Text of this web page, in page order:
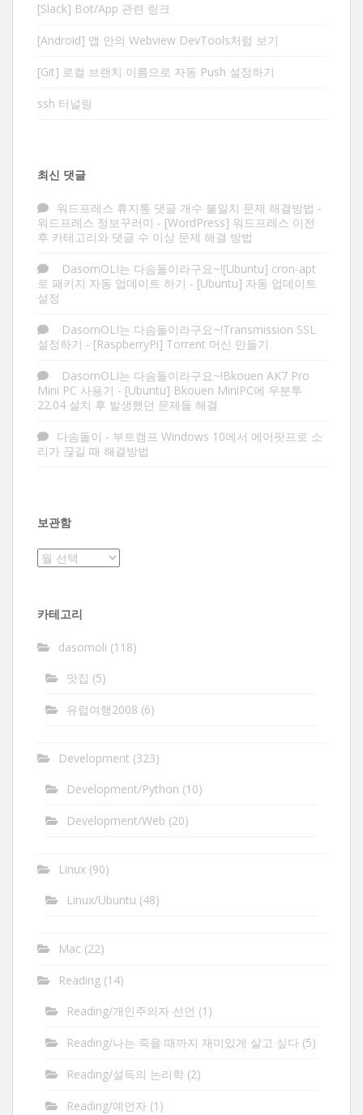
[Slack] Bot/App 관련 링크
[Android] 앱 안의 Webview DevTools처럼 보기
[Git] 로컬 브랜치 이름으로 자동 Push 설정하기
ssh 터널링
최신 댓글
워드프레스 휴지통 댓글 개수 불일치 문제 해결방법 -
워드프레스 정보꾸러미 - [WordPress] 워드프레스 이전
후 카테고리와 댓글 수 이상 문제 해결 방법
DasomOLI는 다솜돌이라구요~![Ubuntu] cron-apt
로 패키지 자동 업데이트 하기 - [Ubuntu] 자동 업데이트
설정
DasomOLI는 다솜돌이라구요~!Transmission SSL
설정하기 - [RaspberryPi] Torrent 머신 만들기
DasomOLI는 다솜돌이라구요~!Bkouen AK7 Pro
Mini PC 사용기 - [Ubuntu] Bkouen MiniPC에 우분투
22.04 설치 후 발생했던 문제들 해결
다솜돌이 - 부트캠프 Windows 10에서 에어팟프로 소
리가 끊길 때 해결방법
보관함
보
카테고리
dasomoli (118)
맛집 (5)
유럽여행2008 (6)
Development (323)
Development/Python (10)
Development/Web (20)
Linux (90)
Linux/Ubuntu (48)
Mac (22)
Reading (14)
Reading/개인주의자 선언 (1)
Reading/나는 죽을 때까지 재미있게 살고 싶다 (5)
Reading/설득의 논리학 (2)
Reading/예언자 (1)